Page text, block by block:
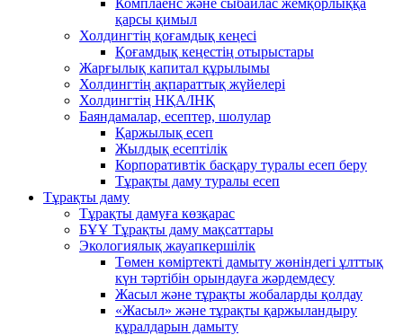
қарсы қимыл
Холдингтің қоғамдық кеңесі
Қоғамдық кеңестің отырыстары
Жарғылық капитал құрылымы
Холдингтің ақпараттық жүйелері
Холдингтің НҚА/ІНҚ
Баяндамалар, есептер, шолулар
Қаржылық есеп
Жылдық есептілік
Корпоративтік басқару туралы есеп беру
Тұрақты даму туралы есеп
Тұрақты даму
Тұрақты дамуға көзқарас
БҰҰ Тұрақты даму мақсаттары
Экологиялық жауапкершілік
Төмен көміртекті дамыту жөніндегі ұлттық
күн тәртібін орындауға жәрдемдесу
Жасыл және тұрақты жобаларды қолдау
«Жасыл» және тұрақты қаржыландыру
құралдарын дамыту